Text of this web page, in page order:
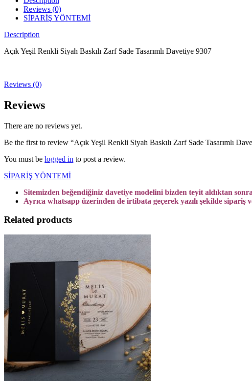
Reviews (0)
SİPARİŞ YÖNTEMİ
Description
Açık Yeşil Renkli Siyah Baskılı Zarf Sade Tasarımlı Davetiye 9307
Reviews (0)
Reviews
There are no reviews yet.
Be the first to review “Açık Yeşil Renkli Siyah Baskılı Zarf Sade Tasarımlı
You must be logged in to post a review.
SİPARİŞ YÖNTEMİ
Sitemizden beğendiğiniz davetiye modelini bizden teyit aldıktan
Ayrıca whatsapp üzerinden de irtibata geçerek yazılı şekilde sipariş
Related products